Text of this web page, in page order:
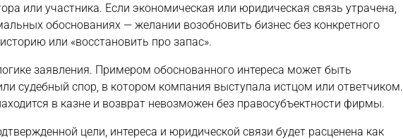
или участника. Если экономическая или юридическая связь утрачена,
обоснованиях — желании возобновить бизнес без конкретного
или «восстановить про запас».
заявления. Примером обоснованного интереса может быть
судебный спор, в котором компания выступала истцом или ответчиком.
в казне и возврат невозможен без правосубъектности фирмы.
цели, интереса и юридической связи будет расценена как